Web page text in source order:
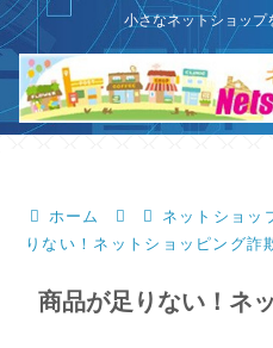
このサイトはプロモ
小さなネットショップ
ホーム ネットショッ
りない！ネットショッピング詐
商品が足りない！ネ